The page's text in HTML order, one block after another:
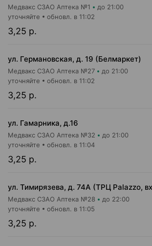
Медвакс СЗАО Аптека №1 до 21:00
3,25 р.
уточняйте обновл. в 11:02
ул. Германовская, д. 19 (Белмаркет)
Медвакс СЗАО Аптека №27 до 21:00
3,25 р.
уточняйте обновл. в 11:02
ул. Гамарника, д.16
Медвакс СЗАО Аптека №32 до 21:00
3,25 р.
уточняйте обновл. в 11:04
Медвакс СЗАО Аптека №28 до 22:00
3,25 р.
уточняйте обновл. в 11:05